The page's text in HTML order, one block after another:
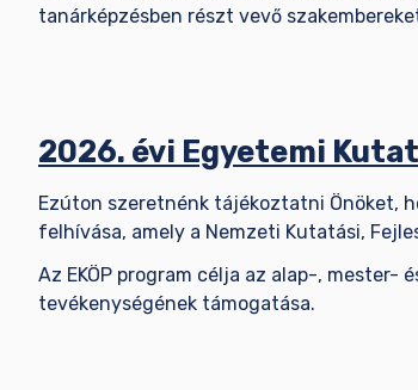
tanárképzésben részt vevő
2026. évi Egyetemi
Ezúton szeretnénk tájékoztatni Önöket,
felhívása, amely a Nemzeti Kutatási,
Az EKÖP program célja az alap-,
tevékenységének támogatása.